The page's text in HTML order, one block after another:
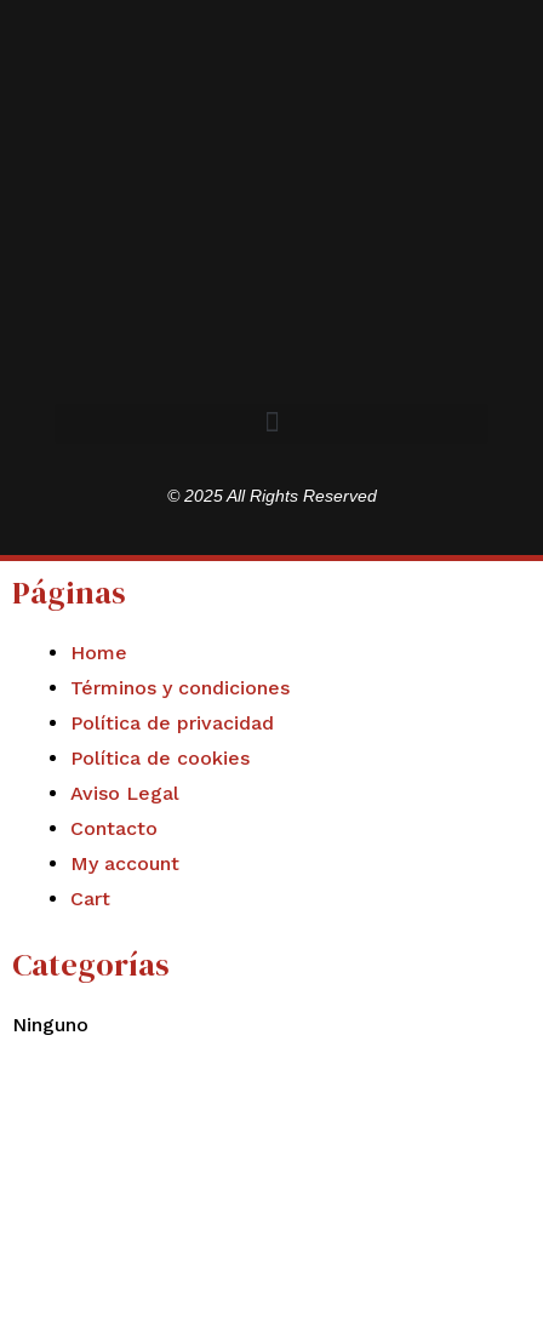
© 2025 All Rights Reserved
Páginas
Home
Términos y condiciones
Política de privacidad
Política de cookies
Aviso Legal
Contacto
My account
Cart
Categorías
Ninguno